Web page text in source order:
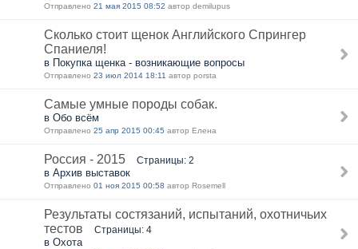
Отправлено 21 мая 2015 08:52 автор demilupus
Сколько стоит щенок Английского Спрингер
Спаниеля!
в Покупка щенка - возникающие вопросы
Отправлено 23 июл 2014 18:11 автор porsta
Самые умные породы собак.
в Обо всём
Отправлено 25 апр 2015 00:45 автор Елена
Россия - 2015 Страницы: 2
в Архив выставок
Отправлено 01 ноя 2015 00:58 автор Rosemell
Результаты состязаний, испытаний, охотничьих
тестов
Страницы: 4
в Охота